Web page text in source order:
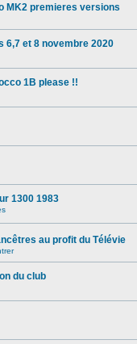
MK2 premieres versions
6,7 et 8 novembre 2020
1B please !!
1300 1983
au profit du Télévie
du club